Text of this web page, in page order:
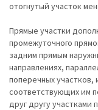
отогнутый участок
Прямые участки
промежуточного
задним прямым
направлениях,
поперечных
соответствующих им
друг другу участками